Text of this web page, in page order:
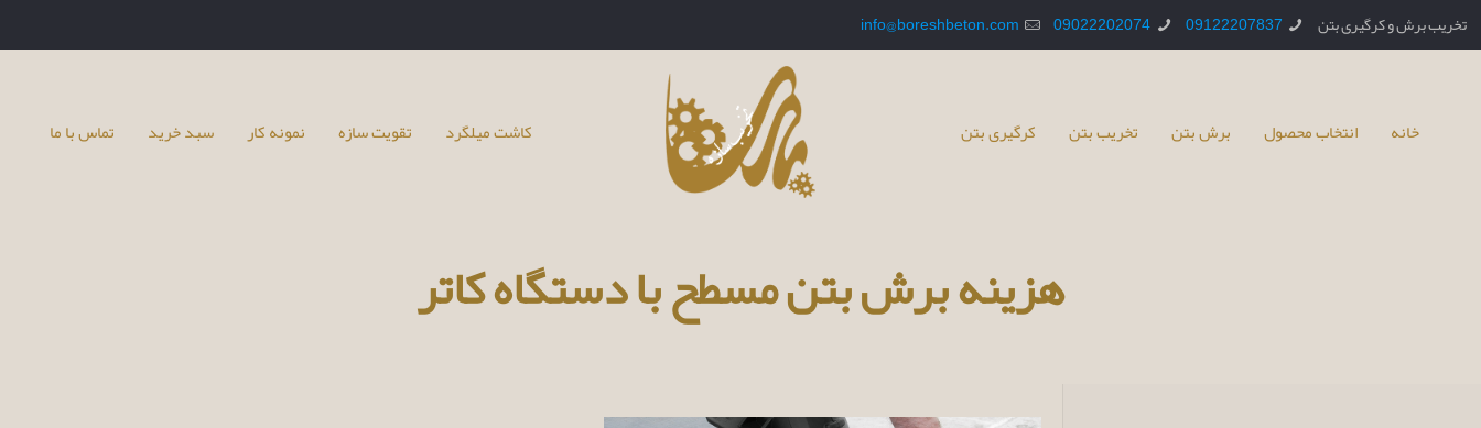
تخریب برش و کرگیری بتن 09122207837
09022202074
info@boreshbeton.com
کاشت میلگرد تقویت سازه نمونه کار سبد خرید تماس با ما خانه انتخاب محصول برش بتن تخریب بتن کرگیری بتن
هزینه برش بتن مسطح با دستگاه کاتر